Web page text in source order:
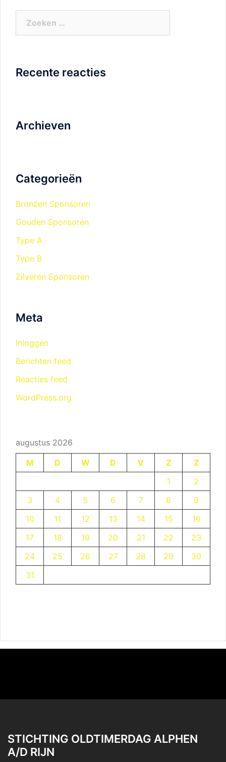
Recente reacties
Archieven
Categorieën
Bronzen Sponsoren
Gouden Sponsoren
Type A
Type B
Zilveren Sponsoren
Meta
Inloggen
Berichten feed
Reacties feed
WordPress.org
augustus 2026
M
D W D V Z
Z
1
2
3
4 5 6 7 8
9
10
11 12 13 14 15
16
17
18 19 20 21 22
23
24
25 26 27 28 29
30
31
STICHTING OLDTIMERDAG ALPHEN
A/D RIJN